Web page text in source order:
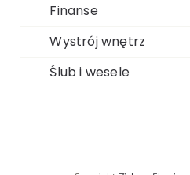
Finanse
Wystrój wnętrz
Ślub i wesele